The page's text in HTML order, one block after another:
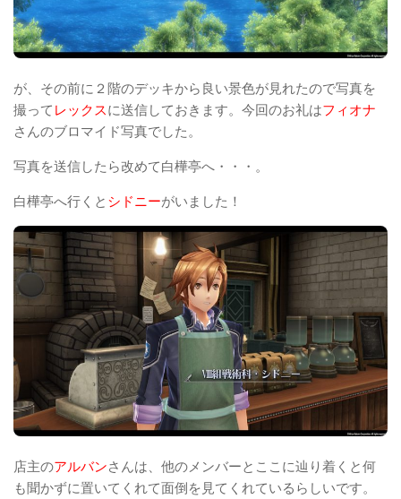
が、その前に２階のデッキから良い景色が見れたので写真を
撮って レックスに送信しておきます。今回のお礼はフィオナ
さんのブロマイド写真でした。
写真を送信したら改めて白樺亭へ・・・。
白樺亭へ行くと シドニーがいました！
店主のアルバンさんは、他のメンバーとここに辿り着くと何
も聞かずに置いてくれて面倒を見てくれているらしいです。